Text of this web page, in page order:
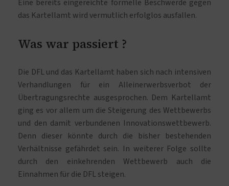
Eine bereits eingereichte formelle Beschwerde gegen
das Kartellamt wird vermutlich erfolglos ausfallen.
Was war passiert ?
Die DFL und das Kartellamt haben sich nach intensiven
Verhandlungen für ein Alleinerwerbsverbot der
Übertragungsrechte ausgesprochen. Dem Kartellamt
ging es vor allem um die Steigerung des Wettbewerbs
und den damit verbundenen Innovationswettbewerb.
Denn dieser könnte durch die bisher bestehenden
Verhältnisse gefährdet sein. In weiterer Folge sollte
durch den einkehrenden Wettbewerb auch die
Einnahmen für die DFL steigen.